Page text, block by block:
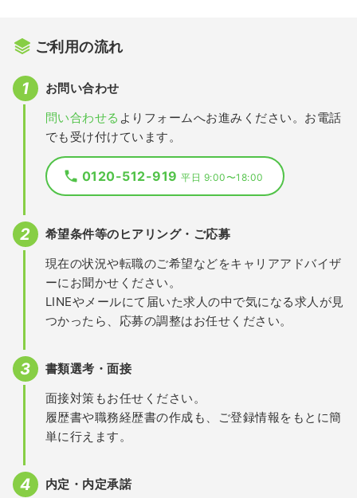
ご利用の流れ
お問い合わせ
問い合わせる よりフォームへお進みください。お電話
でも受け付けています。
0120-512-919平日 9:00〜18:00
希望条件等のヒアリング・ご応募
現在の状況や転職のご希望などをキャリアアドバイザ
ーにお聞かせください。
LINEやメールにて届いた求人の中で気になる求人が見
つかったら、応募の調整はお任せください。
書類選考・面接
面接対策もお任せください。
履歴書や職務経歴書の作成も、ご登録情報をもとに簡
単に行えます。
内定・内定承諾